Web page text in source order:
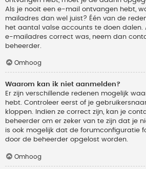
Als je nooit een e-mail ontvangen hebt,
mailadres dan wel juist? Één van de
het aantal valse accounts te doen dalen.
e-mailadres correct was, neem dan
beheerder.
Omhoog
Waarom kan ik niet aanmelden?
Er zijn verschillende redenen mogelijk
hebt. Controleer eerst of je
kloppen. Indien ze correct zijn, kan je
beheerder om er zeker van te zijn dat je
is ook mogelijk dat de forumconfiguratie
door de beheerder opgelost worden.
Omhoog